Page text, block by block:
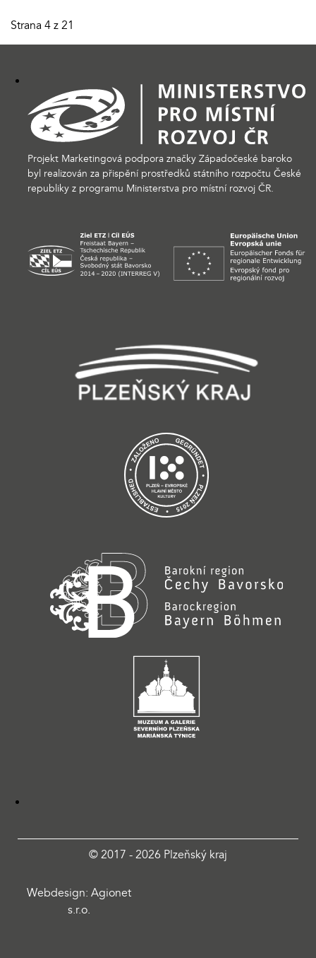
Strana 4 z 21
Projekt Marketingová podpora značky Západočeské baroko
byl realizován za přispění prostředků státního rozpočtu České
republiky z programu Ministerstva pro místní rozvoj ČR.
© 2017 - 2026 Plzeňský kraj
Webdesign: Agionet
s.r.o.